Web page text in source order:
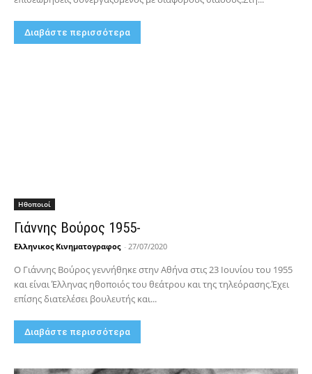
Διαβάστε περισσότερα
Hθοποιοί
Γιάννης Βούρος 1955-
Ελληνικος Κινηματογραφος - 27/07/2020
Ο Γιάννης Βούρος γεννήθηκε στην Αθήνα στις 23 Ιουνίου του 1955
και είναι Έλληνας ηθοποιός του θεάτρου και της τηλεόρασης.Έχει
επίσης διατελέσει βουλευτής και...
Διαβάστε περισσότερα